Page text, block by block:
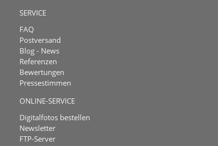
SERVICE
FAQ
Postversand
Blog - News
Referenzen
Bewertungen
Pressestimmen
ONLINE-SERVICE
Digitalfotos bestellen
Newsletter
FTP-Server